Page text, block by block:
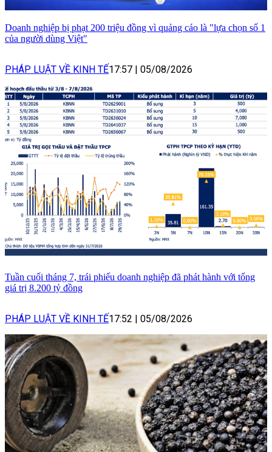
Doanh nghiệp bị phạt 200 triệu đồng vì quảng cáo là "lựa chọn số 1
của người dùng Việt"
PHÁP LUẬT VỀ KINH TẾ17:57 05/08/2026
Tuần cuối tháng 7, trái phiếu doanh nghiệp đã phát hành với tổng
giá trị 8.200 tỷ đồng
PHÁP LUẬT VỀ KINH TẾ17:52 05/08/2026